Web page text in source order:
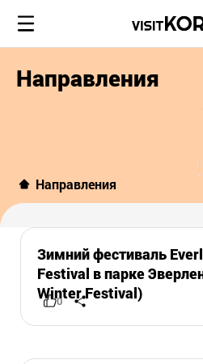
Направления
Направления
Зимний фестиваль
Festival в парке
Winter Festival)
0